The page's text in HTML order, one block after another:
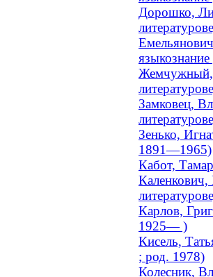
Дорошко,
Жемчужный,
Замковец,
Зенько,
1891—1965)
Кабот,
Каленкович,
Карлов,
1925— )
Кисель,
; род. 1978)
Колесник,